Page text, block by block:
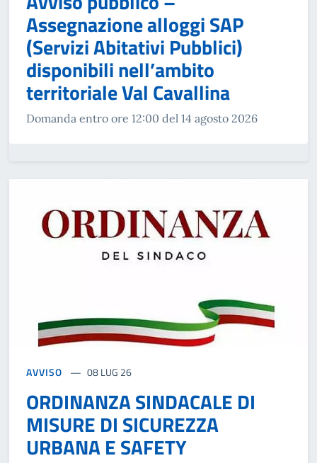
Assegnazione alloggi SAP
(Servizi Abitativi Pubblici)
disponibili nell’ambito
territoriale Val Cavallina
Domanda entro ore 12:00 del 14 agosto 2026
AVVISO 08 LUG 26
ORDINANZA SINDACALE DI
MISURE DI SICUREZZA
URBANA E SAFETY